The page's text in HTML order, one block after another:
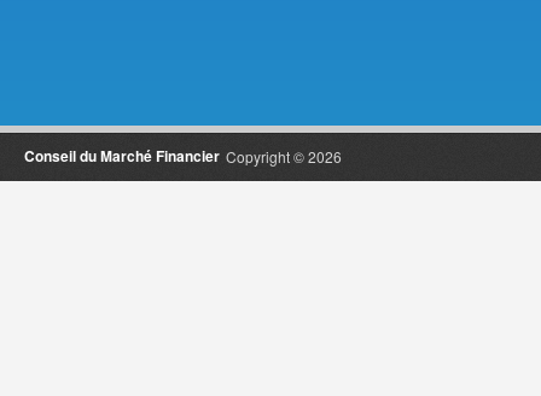
Copyright © 2026
Conseil du Marché Financier